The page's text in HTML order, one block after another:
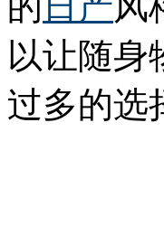
以让随身
过多的选